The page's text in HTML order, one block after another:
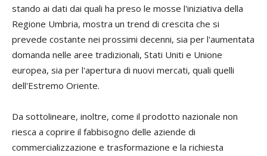
stando ai dati dai quali ha preso le mosse l'iniziativa della
Regione Umbria, mostra un trend di crescita che si
prevede costante nei prossimi decenni, sia per l'aumentata
domanda nelle aree tradizionali, Stati Uniti e Unione
europea, sia per l'apertura di nuovi mercati, quali quelli
dell'Estremo Oriente.
Da sottolineare, inoltre, come il prodotto nazionale non
riesca a coprire il fabbisogno delle aziende di
commercializzazione e trasformazione e la richiesta